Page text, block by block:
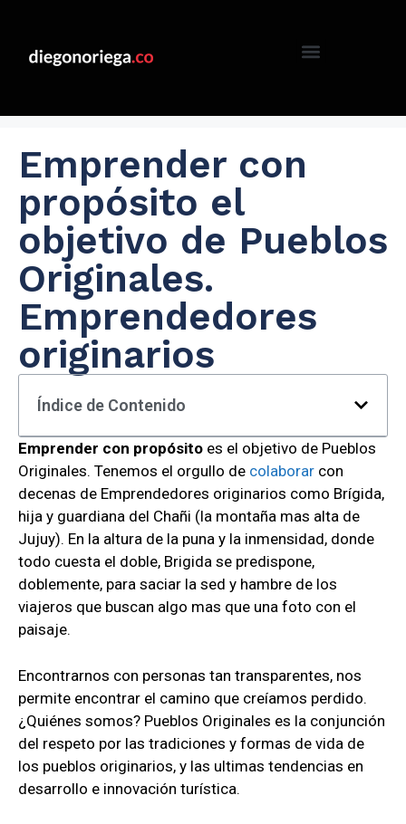
Emprender con
propósito el
objetivo de Pueblos
Originales.
Emprendedores
originarios
Índice de Contenido
Emprender con propósito es el objetivo de Pueblos
Originales. Tenemos el orgullo de colaborar con
decenas de Emprendedores originarios como Brígida,
hija y guardiana del Chañi (la montaña mas alta de
Jujuy). En la altura de la puna y la inmensidad, donde
todo cuesta el doble, Brigida se predispone,
doblemente, para saciar la sed y hambre de los
viajeros que buscan algo mas que una foto con el
paisaje.
Encontrarnos con personas tan transparentes, nos
permite encontrar el camino que creíamos perdido.
¿Quiénes somos? Pueblos Originales es la conjunción
del respeto por las tradiciones y formas de vida de
los pueblos originarios, y las ultimas tendencias en
desarrollo e innovación turística.